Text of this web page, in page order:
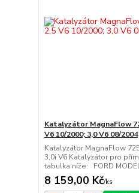
Katalyzátor MagnaFlow
V6 10/2000; 3,0 V6 08/2004
Katalyzátor MagnaFlow
3,0i V6 Katalyzátor pro
tabulka níže: FORD
8 159,00 Kč/ks